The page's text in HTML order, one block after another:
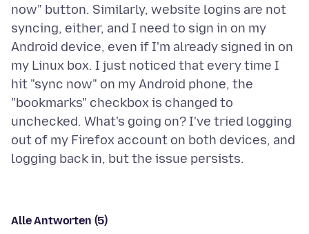
now" button. Similarly, website logins are not
syncing, either, and I need to sign in on my
Android device, even if I'm already signed in on
my Linux box. I just noticed that every time I
hit "sync now" on my Android phone, the
"bookmarks" checkbox is changed to
unchecked. What's going on? I've tried logging
out of my Firefox account on both devices, and
Alle Antworten (5)